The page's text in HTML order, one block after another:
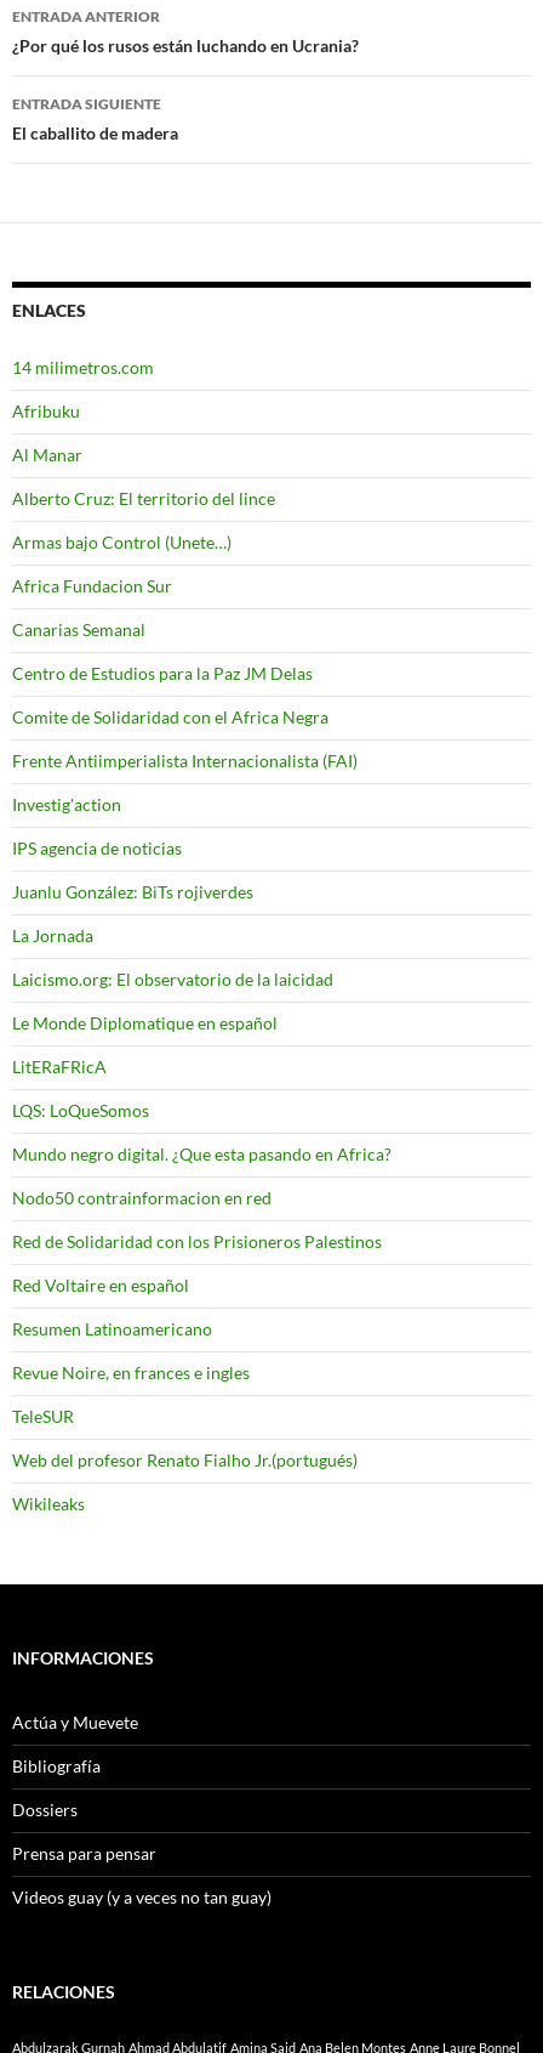
Navegación
de
entradas
ENTRADA ANTERIOR
¿Por qué los rusos están luchando en Ucrania?
ENTRADA SIGUIENTE
El caballito de madera
ENLACES
14 milimetros.com
Afribuku
Al Manar
Alberto Cruz: El territorio del lince
Armas bajo Control (Unete…)
Africa Fundacion Sur
Canarias Semanal
Centro de Estudios para la Paz JM Delas
Comite de Solidaridad con el Africa Negra
Frente Antiimperialista Internacionalista (FAI)
Investig'action
IPS agencia de noticias
Juanlu González: BiTs rojiverdes
La Jornada
Laicismo.org: El observatorio de la laicidad
Le Monde Diplomatique en español
LitERaFRicA
LQS: LoQueSomos
Mundo negro digital. ¿Que esta pasando en Africa?
Nodo50 contrainformacion en red
Red de Solidaridad con los Prisioneros Palestinos
Red Voltaire en español
Resumen Latinoamericano
Revue Noire, en frances e ingles
TeleSUR
Web del profesor Renato Fialho Jr.(portugués)
Wikileaks
INFORMACIONES
Actúa y Muevete
Bibliografía
Dossiers
Prensa para pensar
Videos guay (y a veces no tan guay)
RELACIONES
Abdulzarak Gurnah Ahmad Abdulatif Amina Said Ana Belen Montes Anne Laure Bonnel